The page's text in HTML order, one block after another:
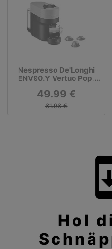
Nespresso De'Longhi
ENV90.Y Vertuo Pop,
49.99 €
61.96 €
Hol